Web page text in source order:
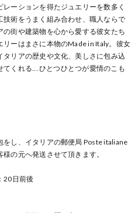
ーションを得たジュエリーを数多く
術をうまく組み合わせ、職人ならで
街や建築物を心から愛する彼女たち
ーはまさに本物のMade in Italy。彼女
リアの歴史や文化、美しさに包み込
くれる... ひとつひとつが愛情のこも
し、イタリアの郵便局 Poste italiane
の元へ発送させて頂きます。
20日前後